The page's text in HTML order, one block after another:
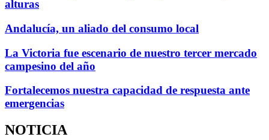
alturas
Andalucía, un aliado del consumo local
La Victoria fue escenario de nuestro tercer mercado
campesino del año
Fortalecemos nuestra capacidad de respuesta ante
emergencias
NOTICIA